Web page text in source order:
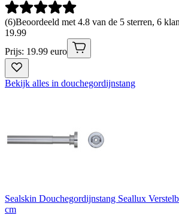
(6)Beoordeeld met 4.8 van de 5 sterren, 6
19.99
Prijs: 19.99 euro
Bekijk alles in douchegordijnstang
Sealskin Douchegordijnstang Seallux
cm